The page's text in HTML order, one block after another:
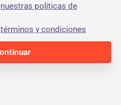
nuestras políticas de
términos y condiciones